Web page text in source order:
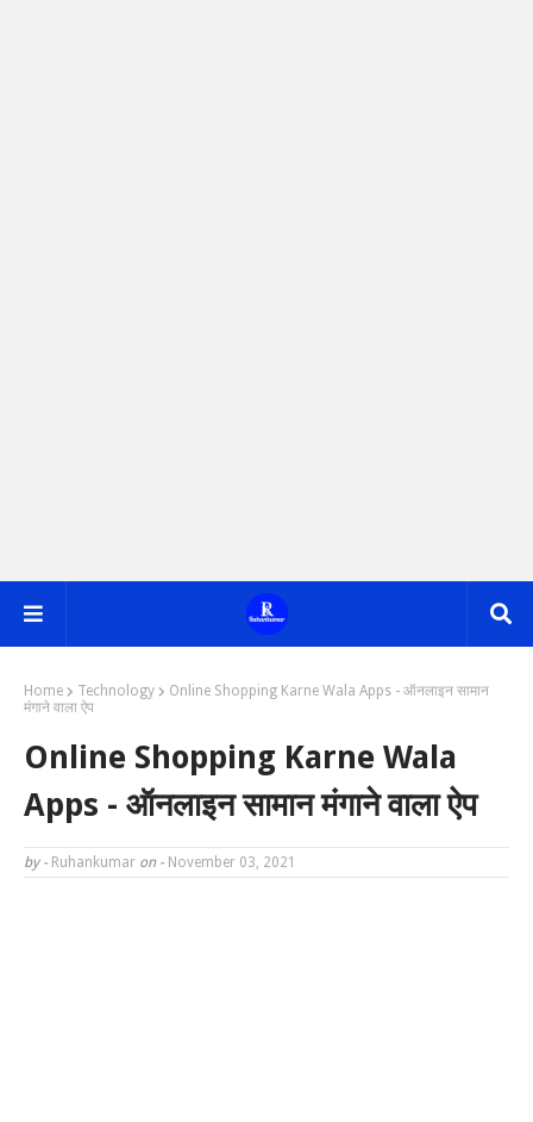
Home Technology
Online Shopping Karne Wala Apps - ऑनलाइन सामान
मंगाने वाला ऐप
Online Shopping Karne Wala
Apps - ऑनलाइन सामान मंगाने वाला ऐप
by - Ruhankumar on - November 03, 2021